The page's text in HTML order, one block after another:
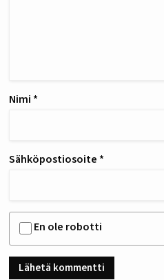
Nimi *
Sähköpostiosoite *
En ole robotti